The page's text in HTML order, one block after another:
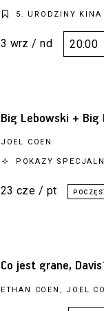
5. URODZINY KINA
3 wrz / nd 20:00
Big Lebowski + Big
JOEL COEN
POKAZY
23 cze / pt
Co jest grane,
ETHAN COEN, JOEL